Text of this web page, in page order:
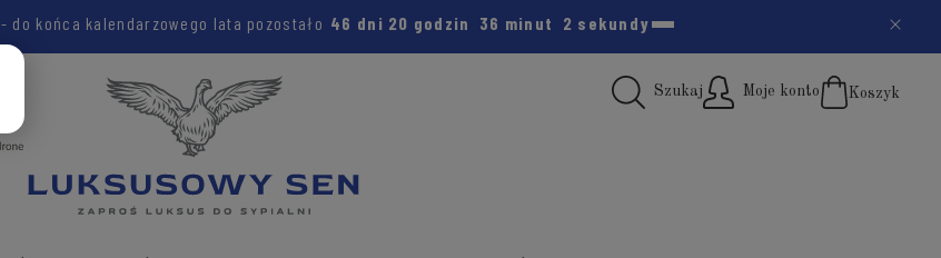
- do końca kalendarzowego lata pozostało 46 dni 20 godzin 36 minut 1 sekunda
Szukaj Moje konto Koszyk